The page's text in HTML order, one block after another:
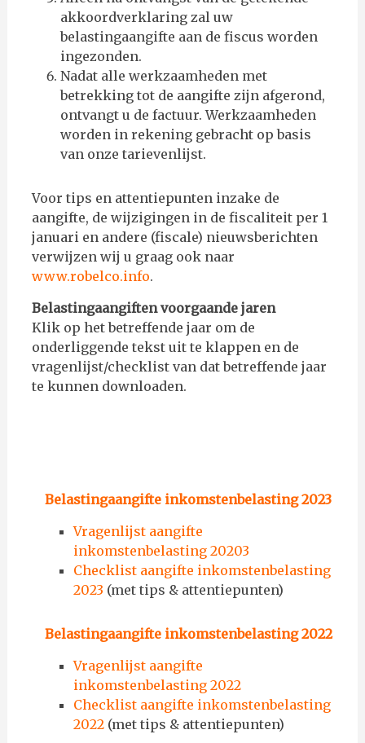
akkoordverklaring zal uw
belastingaangifte aan de fiscus worden
ingezonden.
Nadat alle werkzaamheden met
betrekking tot de aangifte zijn afgerond,
ontvangt u de factuur. Werkzaamheden
worden in rekening gebracht op basis
van onze tarievenlijst.
Voor tips en attentiepunten inzake de
aangifte, de wijzigingen in de fiscaliteit per 1
januari en andere (fiscale) nieuwsberichten
verwijzen wij u graag ook naar
www.robelco.info.
Belastingaangiften voorgaande jaren
Klik op het betreffende jaar om de
onderliggende tekst uit te klappen en de
vragenlijst/checklist van dat betreffende jaar
te kunnen downloaden.
Belastingaangifte inkomstenbelasting 2023
Vragenlijst aangifte
inkomstenbelasting 20203
Checklist aangifte inkomstenbelasting
2023 (met tips & attentiepunten)
Belastingaangifte inkomstenbelasting 2022
Vragenlijst aangifte
inkomstenbelasting 2022
Checklist aangifte inkomstenbelasting
2022(met tips & attentiepunten)